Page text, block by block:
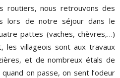
routiers, nous retrouvons des
lors de notre séjour dans le
pattes (vaches, chèvres,…)
les villageois sont aux travaux
et de nombreux étals de
on passe, on sent l’odeur